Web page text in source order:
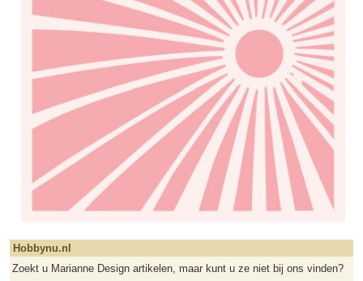
Hobbynu.nl
Zoekt u Marianne Design artikelen, maar kunt u ze niet bij ons vinden?